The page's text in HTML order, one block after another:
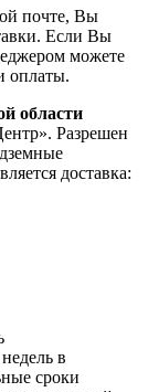
почте, Вы
Если Вы
можете
оплаты.
области
Разрешен
доставка:
в
сроки